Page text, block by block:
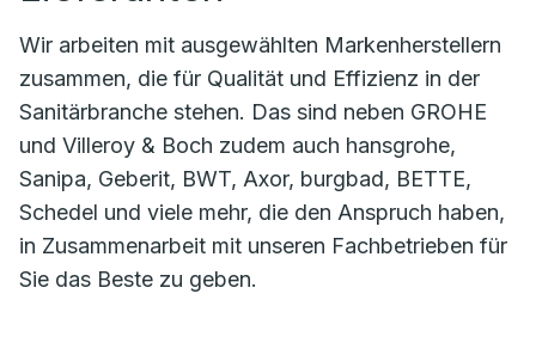
Wir arbeiten mit ausgewählten Markenherstellern
zusammen, die für Qualität und Effizienz in der
Sanitärbranche stehen. Das sind neben GROHE
und Villeroy & Boch zudem auch hansgrohe,
Sanipa, Geberit, BWT, Axor, burgbad, BETTE,
Schedel und viele mehr, die den Anspruch haben,
in Zusammenarbeit mit unseren Fachbetrieben für
Sie das Beste zu geben.